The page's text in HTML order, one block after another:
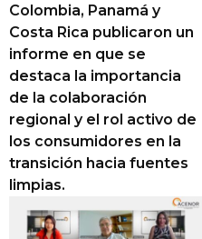
Colombia, Panamá y
Costa Rica publicaron un
informe en que se
destaca la importancia
de la colaboración
regional y el rol activo de
los consumidores en la
transición hacia fuentes
limpias.